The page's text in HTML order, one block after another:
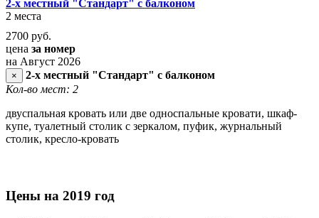
2-х местный "Стандарт" с балконом
2 места
2700 руб.
цена за номер
на Август 2026
×
2-х местный "Стандарт" с балконом
Кол-во мест: 2
двуспальная кровать или две односпальные кровати, шкаф-
купе, туалетный столик с зеркалом, пуфик, журнальный
столик, кресло-кровать
Цены на 2019 год